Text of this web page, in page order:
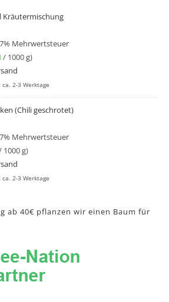
Kräutermischung
Mehrwertsteuer
/ 1000 g)
2-3 Werktage
(Chili geschrotet)
Mehrwertsteuer
1000 g)
2-3 Werktage
ab 40€ pflanzen wir einen Baum für